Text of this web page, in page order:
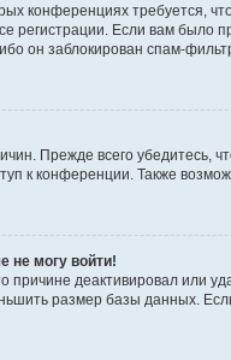
конференциях требуется,
регистрации. Если вам было
он заблокирован спам-
Прежде всего убедитесь,
к конференции. Также
не могу войти!
причине деактивировал или
размер базы данных. Если